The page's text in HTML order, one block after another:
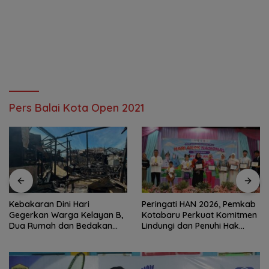
Pers Balai Kota Open 2021
Kebakaran Dini Hari
Gegerkan Warga Kelayan B,
Dua Rumah dan Bedakan
Peringati HAN 2026, Pemkab
Kotabaru Perkuat Komitmen
Lindungi dan Penuhi Hak